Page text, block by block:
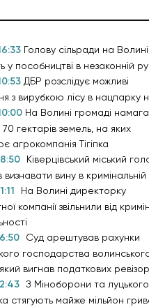
Голову сільради на Волині
у пособництві в незаконній
ДБР розслідує можливі
з вирубкою лісу в нацпарку
На Волині громаді
гектарів земель, на яких
агрокомпанія Тігіпка
Ківерцівський міський
вину в кримінальній
На Волині директорку
компанії звільнили від
Суд арештував рахунки
господарства
вигнав податкових
З Міноборони та луцького
стягують майже мільйон